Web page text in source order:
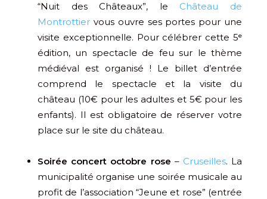
“Nuit des Châteaux”, le Château de
Montrottier vous ouvre ses portes pour une
visite exceptionnelle. Pour célébrer cette 5ᵉ
édition, un spectacle de feu sur le thème
médiéval est organisé ! Le billet d’entrée
comprend le spectacle et la visite du
château (10€ pour les adultes et 5€ pour les
enfants). Il est obligatoire de réserver votre
place sur le site du château.
Soirée concert octobre rose – Cruseilles. La
municipalité organise une soirée musicale au
profit de l’association “Jeune et rose” (entrée